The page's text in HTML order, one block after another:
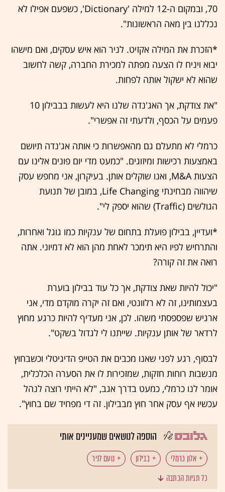
70, ובמקום ה-12 למילה 'Dictionary', כשפעם אפילו לא
נכללנו בין מאה הראשונות".
*הזכרת את המילה אקזיט. לניר הוא איש עסקים, ואם מישהו
יבוא ויניח לו הצעה מפתה למכירת החברה, קשה לחשוב
שהוא לא ישקול אותה לפחות.
"את צודקת, אך האג'נדה שלנו היא לעשות בבבילון 10
פעמים על הכסף, ולדעתי זה אפשרי".
כרמלי לא מתעלם גם מהאפשרות כי אותה אג'נדה תיושם
באמצעות רכישות ומיזוגים. "כמעט מדי יום פונים אלינו עם
הצעות M&A, ואנו שוקלים אותן. בעיקרון, אני מחפש עסק
שיהווה מבחינתי Life Changing, במובן של תנועת
הגולשים (Traffic) שהוא יספק לי".
*ועדיין, בבילון פועלת בתחום של ענקיות כמו גוגל ואחרות,
והתרחיש לפיו היא תימכר לאחת מהן הוא לא דמיוני. אתה
רואה את זה קורה?
"יכול להיות שאת צודקת, אך כל עוד בבילון בוערת
בעצמותינו, זה לא רלוונטי, ואם זה יקרה מוקדם מדי, אני
ארגיש שפספסתי משהו. לכן, אני מעדיף להיות כרגע מחוץ
לרדאר של אותן ענקיות. שייתנו לי לגדול בשקט".
לבסוף, רגע לפני שאנו מכבים את הטייפ הדיגיטלי וכשבחוץ
מנשבות רוחות חזקות, שמזכירות לו את הסערה הכלכלית,
אומר לנו כרמלי, כמעט בדרך אגב, "לא הייתי רוצה לנהל
עכשיו אף עסק אחר חוץ מבבילון. זה די מפחיד שם בחוץ".
הוספה לנושאים שמעניינים אותי
אלון כרמלי בבילון
נועם לניר
כל תגיות הכתבה